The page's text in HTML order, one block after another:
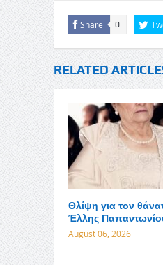
Share 0
RELATED
Θλίψη για τον
Έλλης
August 06, 2026